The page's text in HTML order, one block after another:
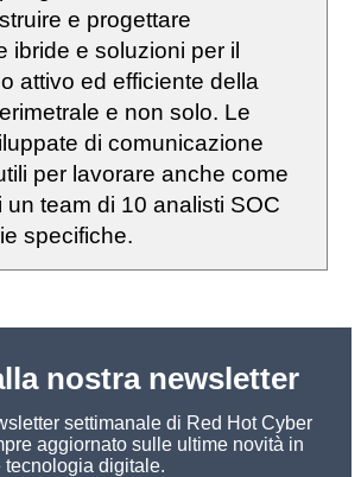
e progettare
ibride e soluzioni per il
attivo ed efficiente della
e non solo. Le
di comunicazione
per lavorare anche come
un team di 10 analisti SOC
specifiche.
nostra newsletter
settimanale di Red Hot Cyber
aggiornato sulle ultime novità in
tecnologia digitale.